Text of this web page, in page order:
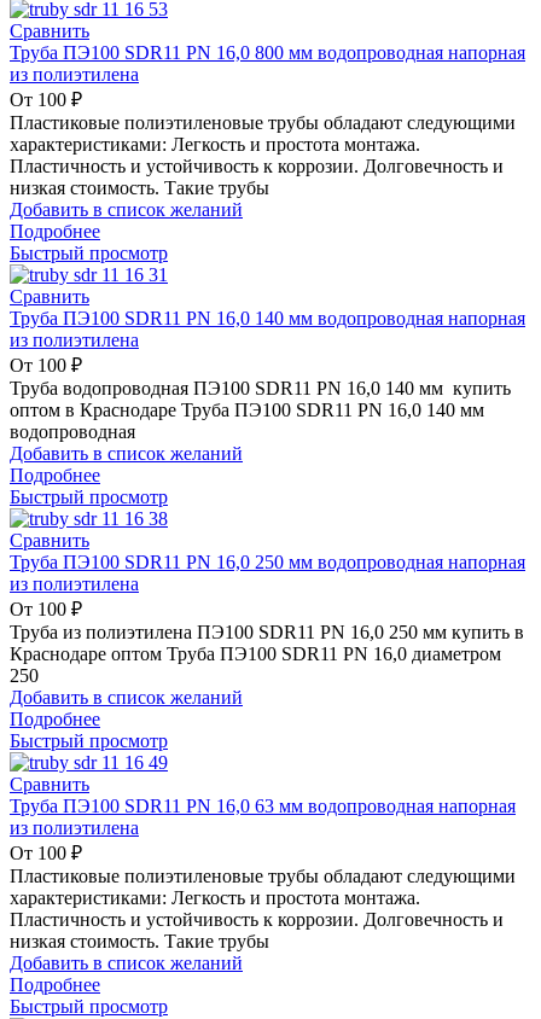
Сравнить
Труба ПЭ100 SDR11 PN 16,0 800 мм водопроводная напорная
из полиэтилена
От 100 ₽
Пластиковые полиэтиленовые трубы обладают следующими
характеристиками: Легкость и простота монтажа.
Пластичность и устойчивость к коррозии. Долговечность и
низкая стоимость. Такие трубы
Добавить в список желаний
Подробнее
Быстрый просмотр
Сравнить
Труба ПЭ100 SDR11 PN 16,0 140 мм водопроводная напорная
из полиэтилена
От 100 ₽
Труба водопроводная ПЭ100 SDR11 PN 16,0 140 мм купить
оптом в Краснодаре Труба ПЭ100 SDR11 PN 16,0 140 мм
водопроводная
Добавить в список желаний
Подробнее
Быстрый просмотр
Сравнить
Труба ПЭ100 SDR11 PN 16,0 250 мм водопроводная напорная
из полиэтилена
От 100 ₽
Труба из полиэтилена ПЭ100 SDR11 PN 16,0 250 мм купить в
Краснодаре оптом Труба ПЭ100 SDR11 PN 16,0 диаметром
250
Добавить в список желаний
Подробнее
Быстрый просмотр
Сравнить
Труба ПЭ100 SDR11 PN 16,0 63 мм водопроводная напорная
из полиэтилена
От 100 ₽
Пластиковые полиэтиленовые трубы обладают следующими
характеристиками: Легкость и простота монтажа.
Пластичность и устойчивость к коррозии. Долговечность и
низкая стоимость. Такие трубы
Добавить в список желаний
Подробнее
Быстрый просмотр